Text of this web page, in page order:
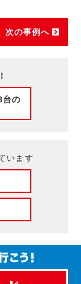
次の事例へ
台の
います